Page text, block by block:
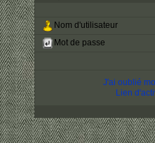
Nom d'utilisateur
Mot de passe
J'ai oublié
Lien